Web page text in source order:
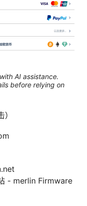
AI assistance.
before relying on
- merlin Firmware